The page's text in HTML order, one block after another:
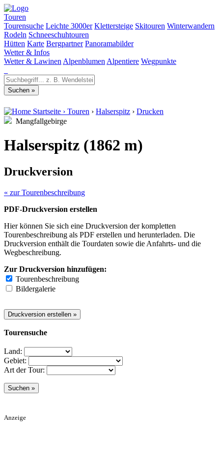
Touren
Tourensuche Leichte 3000er Klettersteige Skitouren Winterwandern
Rodeln Schneeschuhtouren
Hütten Karte Bergpartner Panoramabilder
Wetter & Infos
Wetter & Lawinen Alpenblumen Alpentiere Wegpunkte
Startseite › Touren › Halserspitz › Drucken
Mangfallgebirge
Halserspitz (1862 m)
Druckversion
« zur Tourenbeschreibung
PDF-Druckversion erstellen
Hier können Sie sich eine Druckversion der kompletten
Tourenbeschreibung als PDF erstellen und herunterladen. Die
Druckversion enthält die Tourdaten sowie die Anfahrts- und die
Wegbeschreibung.
Zur Druckversion hinzufügen:
Tourenbeschreibung
Bildergalerie
Tourensuche
Land:
Gebiet:
Art der Tour:
Anzeige